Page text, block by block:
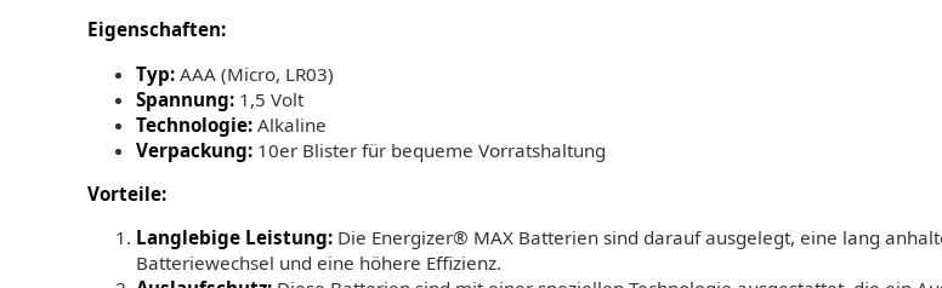
Eigenschaften:
Typ: AAA (Micro, LR03)
Spannung: 1,5 Volt
Technologie: Alkaline
Verpackung: 10er Blister für bequeme Vorratshaltung
Vorteile:
Langlebige Leistung: Die Energizer® MAX Batterien sind darauf ausgelegt, eine lang
Batteriewechsel und eine höhere Effizienz.